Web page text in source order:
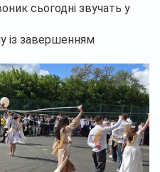
сьогодні звучать у
із завершенням